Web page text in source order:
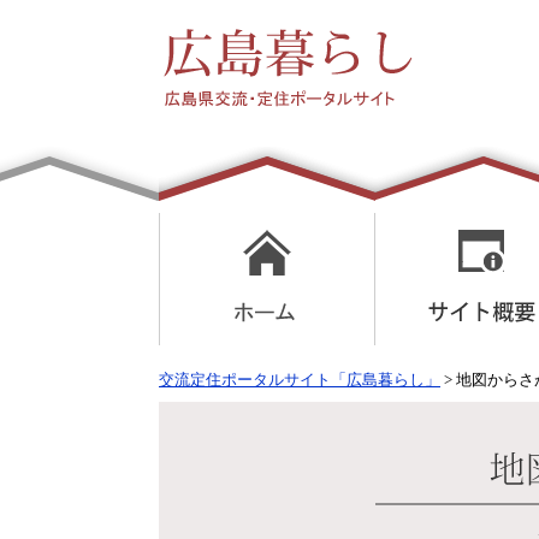
交流定住ポータルサイト「広島暮らし」 > 地図からさ